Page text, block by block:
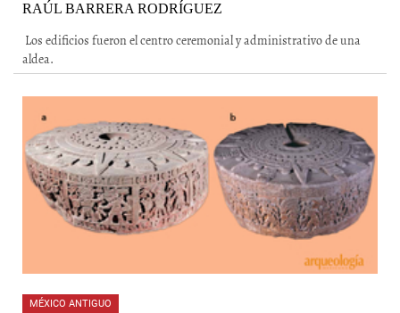
RAÚL BARRERA RODRÍGUEZ
Los edificios fueron el centro ceremonial y administrativo de una
aldea.
MÉXICO ANTIGUO